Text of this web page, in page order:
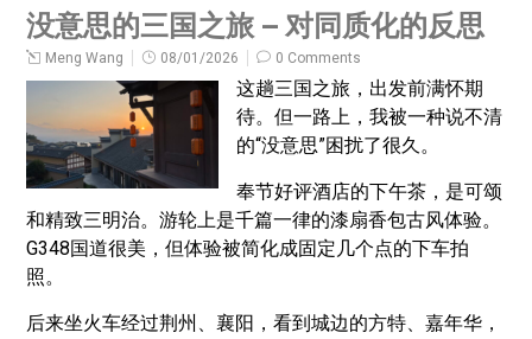
没意思的三国之旅 – 对同质化的反思
Meng Wang 08/01/2026 0 Comments
这趟三国之旅，出发前满怀期
待。但一路上，我被一种说不清
的“没意思”困扰了很久。
奉节好评酒店的下午茶，是可颂
和精致三明治。游轮上是千篇一律的漆扇香包古风体验。
G348国道很美，但体验被简化成固定几个点的下车拍
照。
后来坐火车经过荆州、襄阳，看到城边的方特、嘉年华，